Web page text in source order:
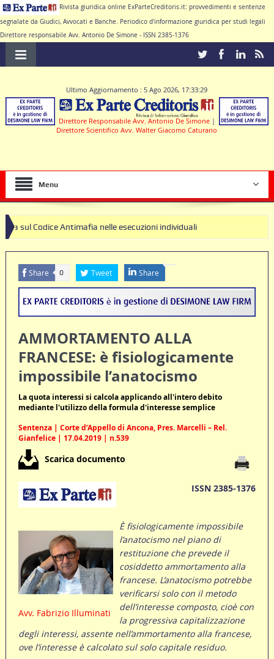
Rivista giuridica online ExParteCreditoris.it: provvedimenti e sentenze
segnalate da Giudici, Avvocati e Banche. Periodico d'informazione giuridica per studi legali
Direttore responsabile Avv. Antonio De Simone - ISSN 2385-1376
Ultimo Aggiornamento : 5 Ago 2026, 17:33:29
Direttore Responsabile Avv. Antonio De Simone |
Direttore Scientifico Avv. Walter Giacomo Caturano
Menu
Antimafia nelle esecuzioni individuali
Share 0 Tweet Share
AMMORTAMENTO ALLA
FRANCESE: è fisiologicamente
impossibile l’anatocismo
La quota interessi si calcola applicando all'intero debito
mediante l'utilizzo della formula d'interesse semplice
Sentenza | Corte d’Appello di Ancona, Pres. Marcelli – Rel.
Gianfelice | 17.04.2019 | n.539
Scarica documento
ISSN 2385-1376
Avv. Fabrizio Illuminati
È fisiologicamente impossibile
l’anatocismo nel piano di
restituzione che prevede il
cosiddetto ammortamento alla
francese. L’anatocismo potrebbe
verificarsi solo con il metodo
dell’interesse composto, cioè con
la progressiva capitalizzazione
degli interessi, assente nell’ammortamento alla francese,
ove l’interesse è calcolato sul solo capitale residuo.